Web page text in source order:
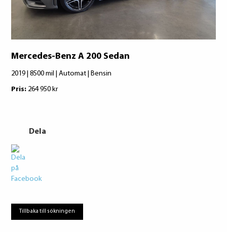
Mercedes-Benz A 200 Sedan
2019 | 8500 mil | Automat | Bensin
Pris: 264 950 kr
Dela
Tillbaka till sökningen